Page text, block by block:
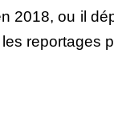
2018, ou il
reportages